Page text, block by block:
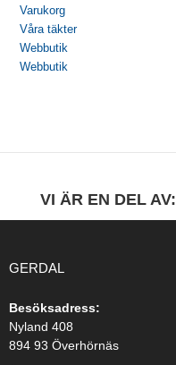
Varukorg
Våra täkter
Webbutik
Webbutik
VI ÄR EN DEL AV:
GERDAL
Besöksadress:
Nyland 408
894 93 Överhörnäs